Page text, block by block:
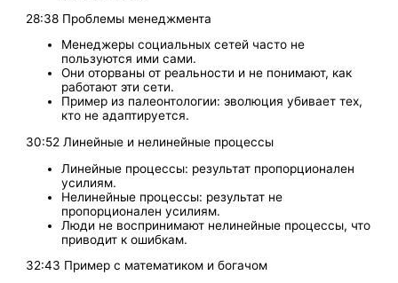
28:38 Проблемы менеджмента
Менеджеры социальных сетей часто не
пользуются ими сами.
Они оторваны от реальности и не понимают, как
работают эти сети.
Пример из палеонтологии: эволюция убивает тех,
кто не адаптируется.
30:52 Линейные и нелинейные процессы
Линейные процессы: результат пропорционален
усилиям.
Нелинейные процессы: результат не
пропорционален усилиям.
Люди не воспринимают нелинейные процессы, что
приводит к ошибкам.
32:43 Пример с математиком и богачом